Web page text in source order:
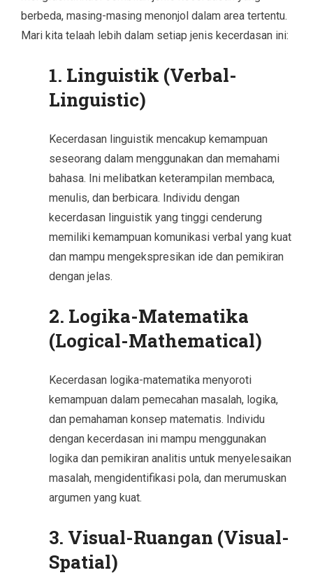
berbeda, masing-masing menonjol dalam area tertentu.
Mari kita telaah lebih dalam setiap jenis kecerdasan ini:
1. Linguistik (Verbal-
Linguistic)
Kecerdasan linguistik mencakup kemampuan
seseorang dalam menggunakan dan memahami
bahasa. Ini melibatkan keterampilan membaca,
menulis, dan berbicara. Individu dengan
kecerdasan linguistik yang tinggi cenderung
memiliki kemampuan komunikasi verbal yang kuat
dan mampu mengekspresikan ide dan pemikiran
dengan jelas.
2. Logika-Matematika
(Logical-Mathematical)
Kecerdasan logika-matematika menyoroti
kemampuan dalam pemecahan masalah, logika,
dan pemahaman konsep matematis. Individu
dengan kecerdasan ini mampu menggunakan
logika dan pemikiran analitis untuk menyelesaikan
masalah, mengidentifikasi pola, dan merumuskan
argumen yang kuat.
3. Visual-Ruangan (Visual-
Spatial)